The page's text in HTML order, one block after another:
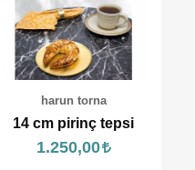
harun torna
12'lik pirinç küre